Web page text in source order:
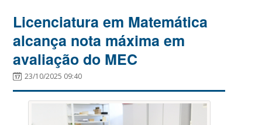
Licenciatura em Matemática
alcança nota máxima em
avaliação do MEC
23/10/2025 09:40